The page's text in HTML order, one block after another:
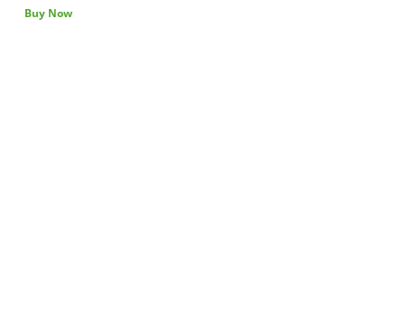
Buy Now